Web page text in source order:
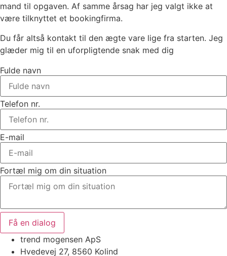
mand til opgaven. Af samme årsag har jeg valgt ikke at
være tilknyttet et bookingfirma.
Du får altså kontakt til den ægte vare lige fra starten. Jeg
glæder mig til en uforpligtende snak med dig
Fulde navn
Telefon nr.
E-mail
Fortæl mig om din situation
Få en dialog
trend mogensen ApS
Hvedevej 27, 8560 Kolind